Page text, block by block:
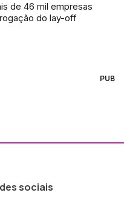
de 46 mil empresas
do lay-off
PUB
sociais